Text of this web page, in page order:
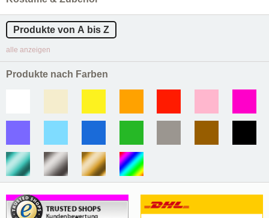
Produkte von A bis Z
alle anzeigen
Produkte nach Farben